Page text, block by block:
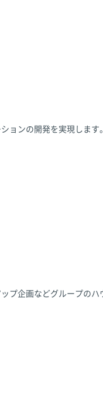
ョンの開発を実現します。
企画などグループの